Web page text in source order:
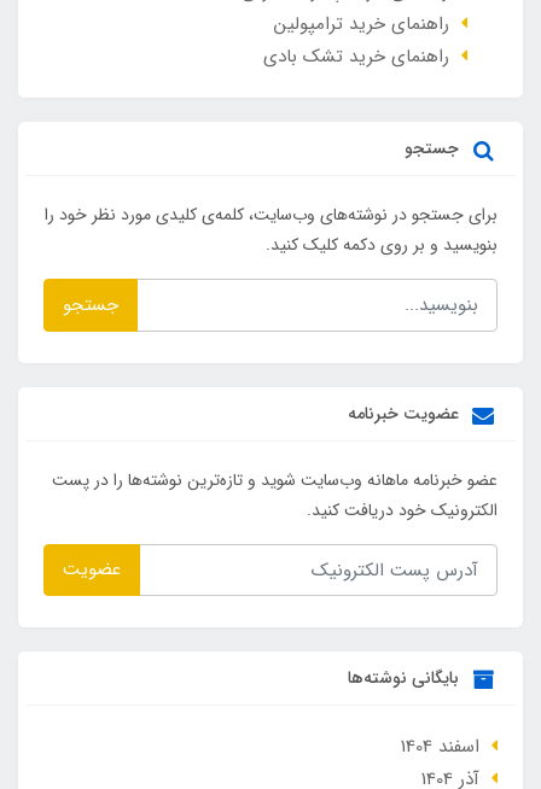
راهنمای خرید ترامپولین
راهنمای خرید تشک بادی
جستجو
برای جستجو در نوشته‌های وب‌سایت، کلمه‌ی کلیدی مورد نظر خود را
بنویسید و بر روی دکمه کلیک کنید.
جستجو
عضویت خبرنامه
عضو خبرنامه ماهانه وب‌سایت شوید و تازه‌ترین نوشته‌ها را در پست
الکترونیک خود دریافت کنید.
عضویت
بایگانی نوشته‌ها
اسفند 1404
آذر 1404